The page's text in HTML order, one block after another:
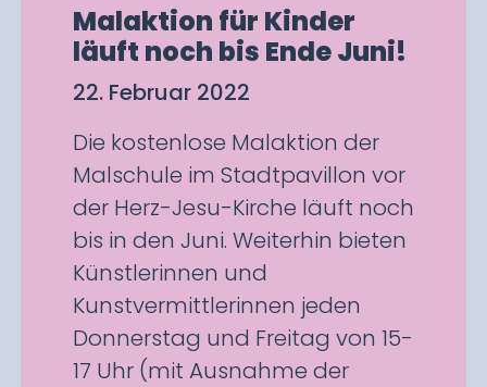
Malaktion für Kinder
läuft noch bis Ende Juni!
22. Februar 2022
Die kostenlose Malaktion der
Malschule im Stadtpavillon vor
der Herz-Jesu-Kirche läuft noch
bis in den Juni. Weiterhin bieten
Künstlerinnen und
Kunstvermittlerinnen jeden
Donnerstag und Freitag von 15-
17 Uhr (mit Ausnahme der